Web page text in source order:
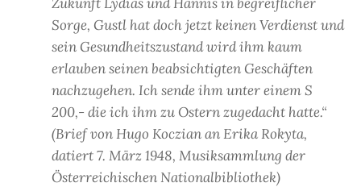
Sorge, Gustl hat doch jetzt keinen Verdienst und
sein Gesundheitszustand wird ihm kaum
erlauben seinen beabsichtigten Geschäften
nachzugehen. Ich sende ihm unter einem S
200,- die ich ihm zu Ostern zugedacht hatte.“
(Brief von Hugo Koczian an Erika Rokyta,
datiert 7. März 1948, Musiksammlung der
Österreichischen Nationalbibliothek)